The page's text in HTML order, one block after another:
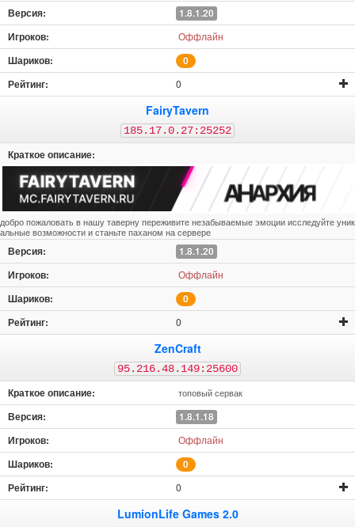
1.8.1.20
Оффлайн
0
0
FairyTavern
185.17.0.27:25252
добро пожаловать в нашу таверну переживите незабываемые эмоции исследуйте уник
альные возможности и станьте паханом на сервере
1.8.1.20
Оффлайн
0
0
ZenCraft
95.216.48.149:25600
топовый сервак
1.8.1.18
Оффлайн
0
0
LumionLife Games 2.0